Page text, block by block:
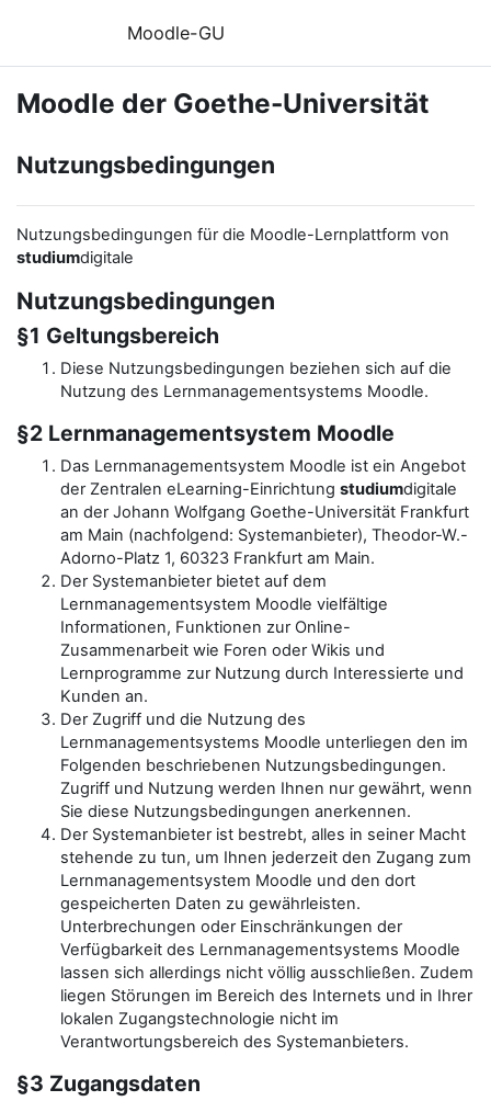
Moodle-GU
Moodle der Goethe-Universität
Nutzungsbedingungen
Nutzungsbedingungen für die Moodle-Lernplattform von
studiumdigitale
Nutzungsbedingungen
§1 Geltungsbereich
Diese Nutzungsbedingungen beziehen sich auf die
Nutzung des Lernmanagementsystems Moodle.
§2 Lernmanagementsystem Moodle
Das Lernmanagementsystem Moodle ist ein Angebot
der Zentralen eLearning-Einrichtung studiumdigitale
an der Johann Wolfgang Goethe-Universität Frankfurt
am Main (nachfolgend: Systemanbieter), Theodor-W.-
Adorno-Platz 1, 60323 Frankfurt am Main.
Der Systemanbieter bietet auf dem
Lernmanagementsystem Moodle vielfältige
Informationen, Funktionen zur Online-
Zusammenarbeit wie Foren oder Wikis und
Lernprogramme zur Nutzung durch Interessierte und
Kunden an.
Der Zugriff und die Nutzung des
Lernmanagementsystems Moodle unterliegen den im
Folgenden beschriebenen Nutzungsbedingungen.
Zugriff und Nutzung werden Ihnen nur gewährt, wenn
Sie diese Nutzungsbedingungen anerkennen.
Der Systemanbieter ist bestrebt, alles in seiner Macht
stehende zu tun, um Ihnen jederzeit den Zugang zum
Lernmanagementsystem Moodle und den dort
gespeicherten Daten zu gewährleisten.
Unterbrechungen oder Einschränkungen der
Verfügbarkeit des Lernmanagementsystems Moodle
lassen sich allerdings nicht völlig ausschließen. Zudem
liegen Störungen im Bereich des Internets und in Ihrer
lokalen Zugangstechnologie nicht im
Verantwortungsbereich des Systemanbieters.
§3 Zugangsdaten